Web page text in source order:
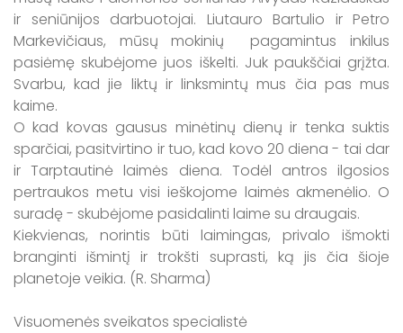
ir seniūnijos darbuotojai. Liutauro Bartulio ir Petro
Markevičiaus, mūsų mokinių pagamintus inkilus
pasiėmę skubėjome juos iškelti. Juk paukščiai grįžta.
Svarbu, kad jie liktų ir linksmintų mus čia pas mus
kaime.
O kad kovas gausus minėtinų dienų ir tenka suktis
sparčiai, pasitvirtino ir tuo, kad kovo 20 diena - tai dar
ir Tarptautinė laimės diena. Todėl antros ilgosios
pertraukos metu visi ieškojome laimės akmenėlio. O
suradę - skubėjome pasidalinti laime su draugais.
Kiekvienas, norintis būti laimingas, privalo išmokti
branginti išmintį ir trokšti suprasti, ką jis čia šioje
planetoje veikia. (R. Sharma)
Visuomenės sveikatos specialistė